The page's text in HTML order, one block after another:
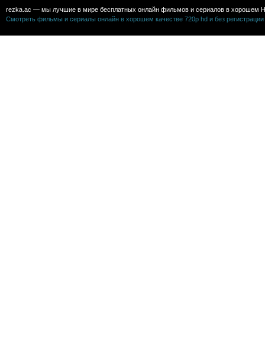
rezka.ac — мы лучшие в мире бесплатных онлайн фильмов и сериалов в хорошем
Смотреть фильмы и сериалы онлайн в хорошем качестве 720p hd и без